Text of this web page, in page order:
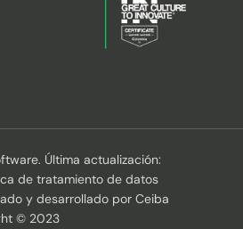
Última actualización:
de tratamiento de datos
y desarrollado por Ceiba
© 2023